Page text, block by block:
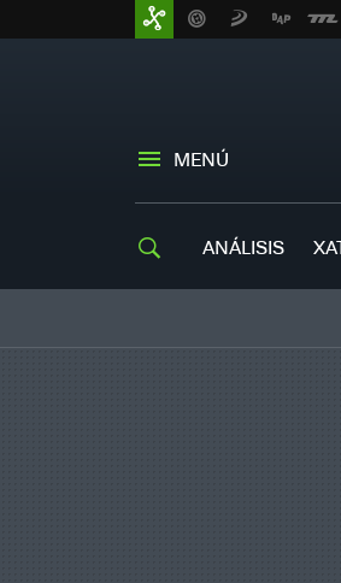
MENÚ
ANÁLISIS